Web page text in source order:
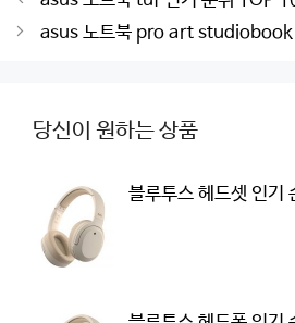
navigation
asus 노트북 pro art studiobook
당신이 원하는 상품
블루투스 헤드셋 인